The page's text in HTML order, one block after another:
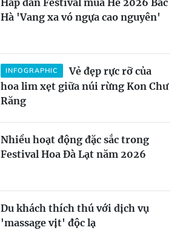
Hà 'Vang xa vó ngựa cao nguyên'
INFOGRAPHIC
Vẻ đẹp rực rỡ của
hoa lim xẹt giữa núi rừng Kon Chư
Răng
Nhiều hoạt động đặc sắc trong
Festival Hoa Đà Lạt năm 2026
Du khách thích thú với dịch vụ
'massage vịt' độc lạ